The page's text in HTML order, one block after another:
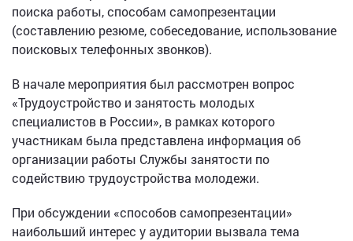
поиска работы, способам самопрезентации
(составлению резюме, собеседование, использование
поисковых телефонных звонков).
В начале мероприятия был рассмотрен вопрос
«Трудоустройство и занятость молодых
специалистов в России», в рамках которого
участникам была представлена информация об
организации работы Службы занятости по
содействию трудоустройства молодежи.
При обсуждении «способов самопрезентации»
наибольший интерес у аудитории вызвала тема